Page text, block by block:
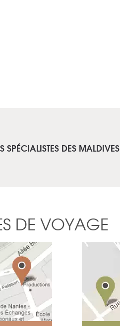
SPÉCIALISTES DES MALDIVES
DE VOYAGE